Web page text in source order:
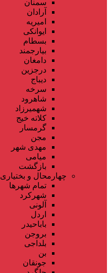
سمنان
آرادان
امیریه
ایوانکی
بسطام
بیارجمند
دامغان
درجزین
دیباج
سرخه
شاهرود
شهمیرزاد
کلاته خیج
گرمسار
مجن
مهدی شهر
میامی
بازگشت
چهارمحال و بختیاری
تمام شهر‌ها
شهرکرد
آلونی
اردل
باباحیدر
بروجن
بلداجی
بن
جونقان